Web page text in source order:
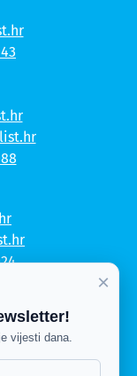
×
vijesti dana.